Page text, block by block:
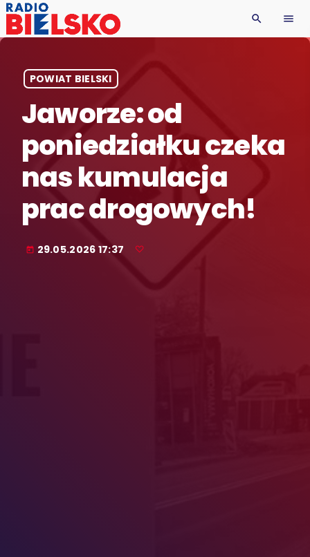
search menu
POWIAT BIELSKI
Jaworze: od
poniedziałku czeka
nas kumulacja
prac drogowych!
today 29.05.2026 17:37